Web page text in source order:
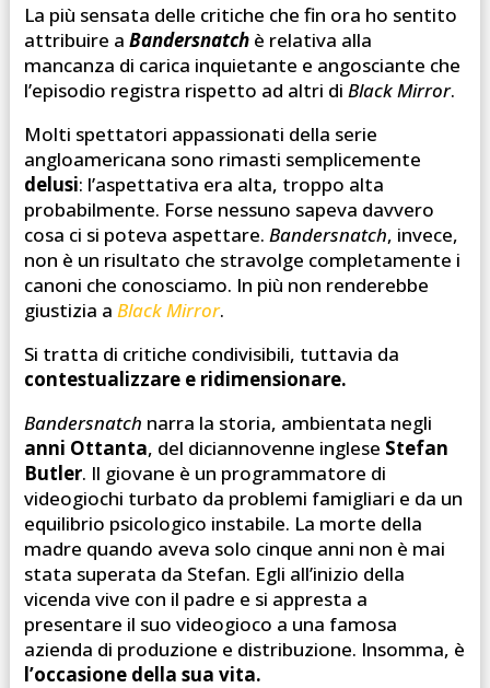
La più sensata delle critiche che fin ora ho sentito
attribuire a Bandersnatchè relativa alla
mancanza di carica inquietante e angosciante che
l’episodio registra rispetto ad altri di Black Mirror.
Molti spettatori appassionati della serie
angloamericana sono rimasti semplicemente
delusi: l’aspettativa era alta, troppo alta
probabilmente. Forse nessuno sapeva davvero
cosa ci si poteva aspettare. Bandersnatch, invece,
non è un risultato che stravolge completamente i
canoni che conosciamo. In più non renderebbe
giustizia a Black Mirror.
Si tratta di critiche condivisibili, tuttavia da
contestualizzare e ridimensionare.
Bandersnatch narra la storia, ambientata negli
anni Ottanta, del diciannovenne inglese Stefan
Butler. Il giovane è un programmatore di
videogiochi turbato da problemi famigliari e da un
equilibrio psicologico instabile. La morte della
madre quando aveva solo cinque anni non è mai
stata superata da Stefan. Egli all’inizio della
vicenda vive con il padre e si appresta a
presentare il suo videogioco a una famosa
azienda di produzione e distribuzione. Insomma, è
l’occasione della sua vita.